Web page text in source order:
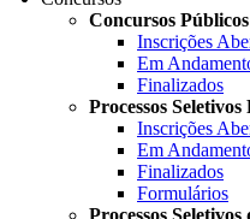
Concursos Públicos
Inscrições
Em
Finalizados
Processos
Inscrições
Em
Finalizados
Formulários
Processos Seletivos